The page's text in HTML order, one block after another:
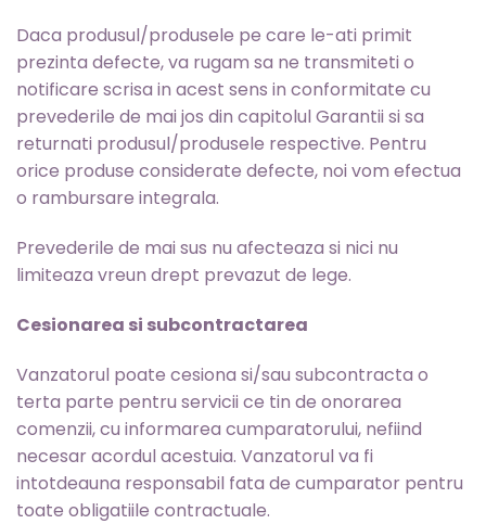
Daca produsul/produsele pe care le-ati primit
prezinta defecte, va rugam sa ne transmiteti o
notificare scrisa in acest sens in conformitate cu
prevederile de mai jos din capitolul Garantii si sa
returnati produsul/produsele respective. Pentru
orice produse considerate defecte, noi vom efectua
o rambursare integrala.
Prevederile de mai sus nu afecteaza si nici nu
limiteaza vreun drept prevazut de lege.
Cesionarea si subcontractarea
Vanzatorul poate cesiona si/sau subcontracta o
terta parte pentru servicii ce tin de onorarea
comenzii, cu informarea cumparatorului, nefiind
necesar acordul acestuia. Vanzatorul va fi
intotdeauna responsabil fata de cumparator pentru
toate obligatiile contractuale.